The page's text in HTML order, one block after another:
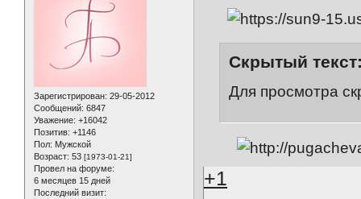
Зарегистрирован: 29-05-2012
Сообщений: 6847
Уважение: +16042
Позитив: +1146
Пол: Мужской
Возраст: 53 [1973-01-21]
Провел на форуме:
6 месяцев 15 дней
Последний визит:
Скрытый
Для просмотра
+1